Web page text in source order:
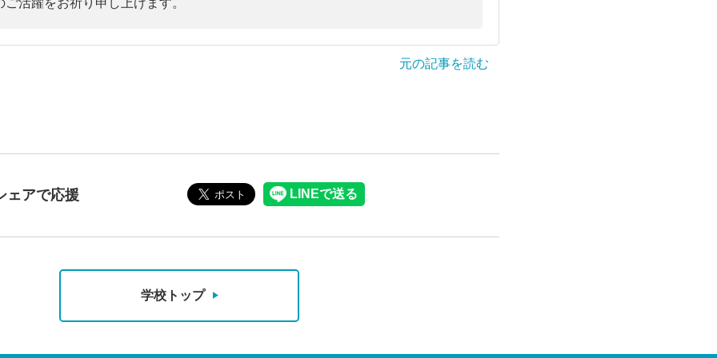
元の記事を読む
ェアで応援
学校トップ